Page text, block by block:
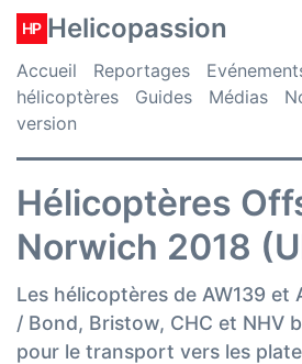
HP Helicopassion
Accueil Reportages
hélicoptères
Guides Médias
version
Hélicoptères
Norwich 2018
Les hélicoptères de AW139 et
/ Bond, Bristow, CHC et NHV
pour le transport vers les